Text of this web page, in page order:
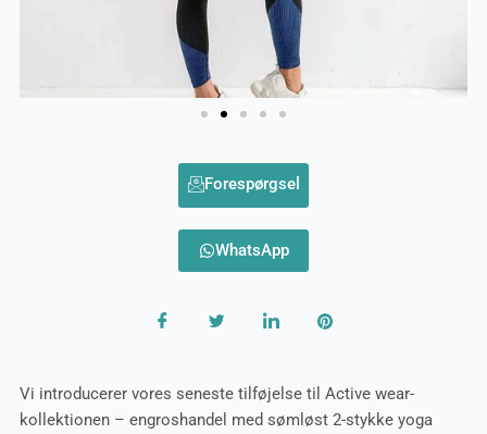
Forespørgsel
WhatsApp
Vi introducerer vores seneste tilføjelse til Active wear-
kollektionen – engroshandel med sømløst 2-stykke yoga